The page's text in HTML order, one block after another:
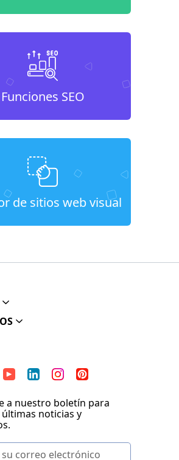
Funciones SEO
de sitios web visual
a nuestro boletín para
noticias y